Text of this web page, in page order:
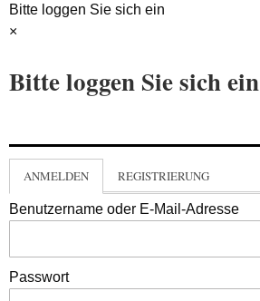
Bitte loggen Sie sich ein
×
Bitte loggen Sie sich ein
ANMELDEN REGISTRIERUNG
Benutzername oder E-Mail-Adresse
Passwort